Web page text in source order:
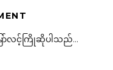
ော်လင့်ကြိုဆိုပါသည်...